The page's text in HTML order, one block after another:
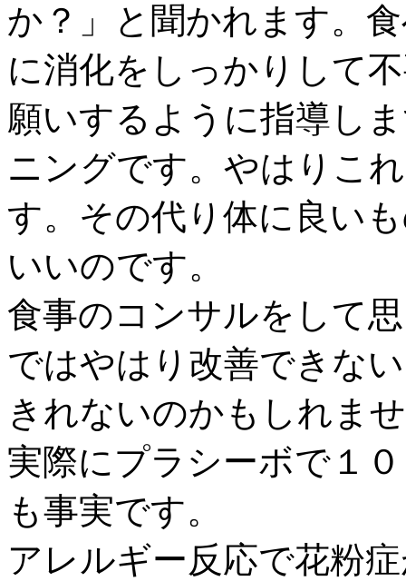
か？」と聞かれます。
に消化をしっかりして
願いするように指導し
ニングです。やはりこ
す。その代り体に良い
いいのです。
食事のコンサルをして
ではやはり改善できな
きれないのかもしれま
実際にプラシーボで１
も事実です。
アレルギー反応で花粉